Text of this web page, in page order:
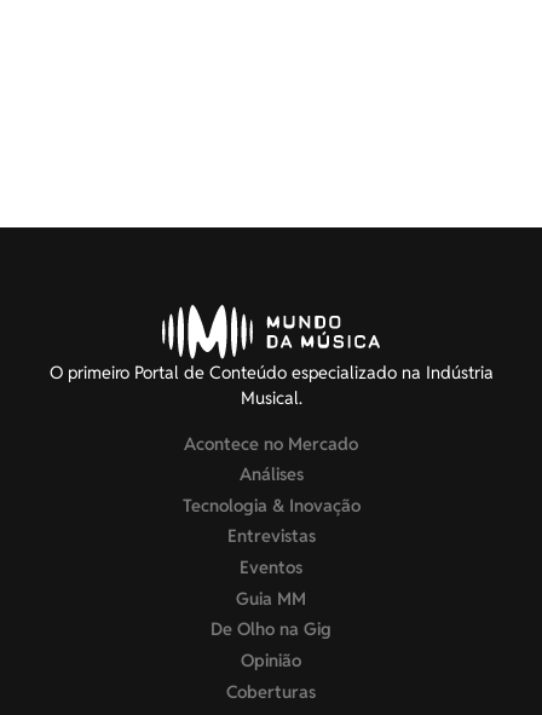
O primeiro Portal de Conteúdo especializado na Indústria
Musical.
Acontece no Mercado
Análises
Tecnologia & Inovação
Entrevistas
Eventos
Guia MM
De Olho na Gig
Opinião
Coberturas